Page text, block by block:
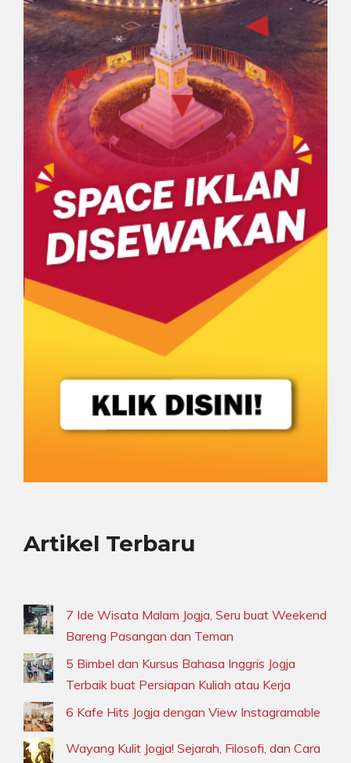
Artikel Terbaru
7 Ide Wisata Malam Jogja, Seru buat Weekend
Bareng Pasangan dan Teman
5 Bimbel dan Kursus Bahasa Inggris Jogja
Terbaik buat Persiapan Kuliah atau Kerja
6 Kafe Hits Jogja dengan View Instagramable
Wayang Kulit Jogja! Sejarah, Filosofi, dan Cara